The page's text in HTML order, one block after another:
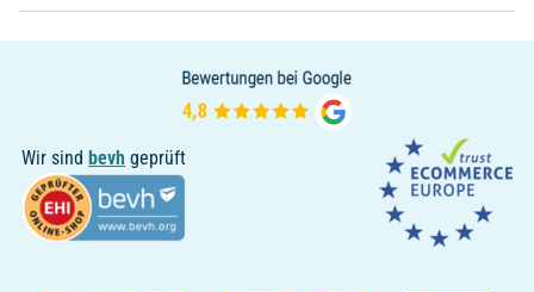
Wir sind bevh geprüft